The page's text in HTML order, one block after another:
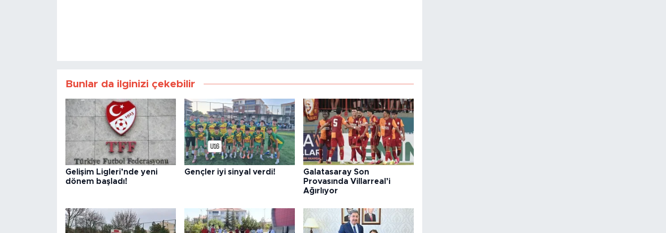
Bunlar da ilginizi çekebilir
Gelişim Ligleri’nde yeni
dönem başladı!
Gençler iyi sinyal verdi!
Galatasaray Son
Provasında Villarreal’i
Ağırlıyor